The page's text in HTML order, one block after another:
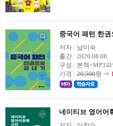
중국어 패턴 한권
저자 : 남미숙
출간 : 2026.08.08
구성 : 본책+MP3
가격 : 20,500원 ⇒
네이티브 영어어